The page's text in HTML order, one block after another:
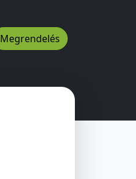
Megrendelés